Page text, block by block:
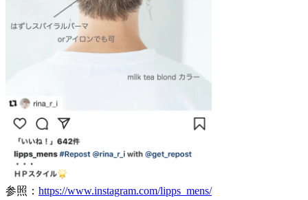
参照： https://www.instagram.com/lipps_mens/